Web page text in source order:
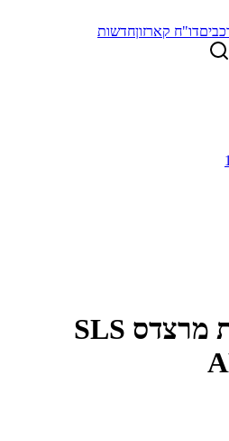
דו"ח קארזוןחדשות
מרצדס SLS